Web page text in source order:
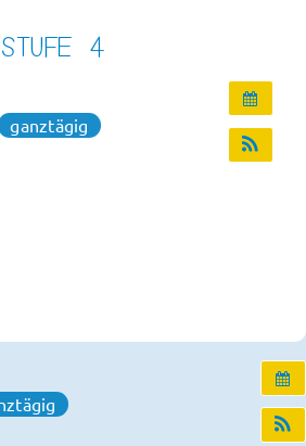
Infos und Termine
OGS und Betreuung
STUFE 4
ganztägig